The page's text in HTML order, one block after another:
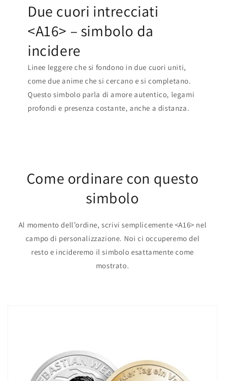
Due cuori intrecciati
<A16> – simbolo da
incidere
Linee leggere che si fondono in due cuori uniti,
come due anime che si cercano e si completano.
Questo simbolo parla di amore autentico, legami
profondi e presenza costante, anche a distanza.
Come ordinare con questo
simbolo
Al momento dell’ordine, scrivi semplicemente <A16> nel
campo di personalizzazione. Noi ci occuperemo del
resto e incideremo il simbolo esattamente come
mostrato.